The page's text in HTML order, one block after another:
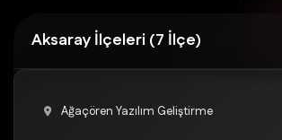
Aksaray İlçeleri (7 İlçe)
Ağaçören Yazılım Geliştirme